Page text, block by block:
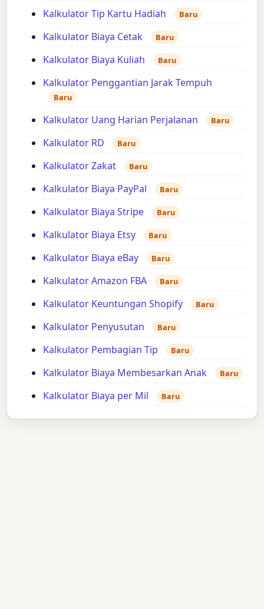
Kalkulator Tip Kartu Hadiah Baru
Kalkulator Biaya Cetak Baru
Kalkulator Biaya Kuliah Baru
Kalkulator Penggantian Jarak Tempuh
Baru
Kalkulator Uang Harian Perjalanan Baru
Kalkulator RD Baru
Kalkulator Zakat Baru
Kalkulator Biaya PayPal Baru
Kalkulator Biaya Stripe Baru
Kalkulator Biaya Etsy Baru
Kalkulator Biaya eBay Baru
Kalkulator Amazon FBA Baru
Kalkulator Keuntungan Shopify Baru
Kalkulator Penyusutan Baru
Kalkulator Pembagian Tip Baru
Kalkulator Biaya Membesarkan Anak Baru
Kalkulator Biaya per Mil Baru